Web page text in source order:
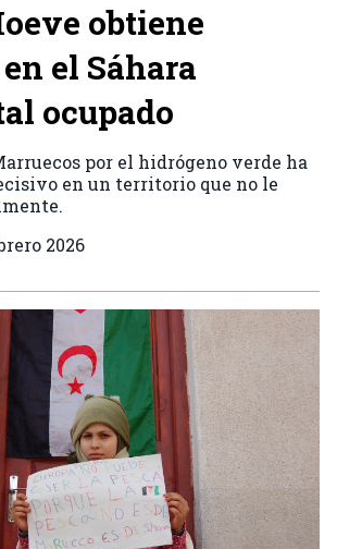
obtiene
el Sáhara
ocupado
por el hidrógeno verde ha
en un territorio que no le
2026